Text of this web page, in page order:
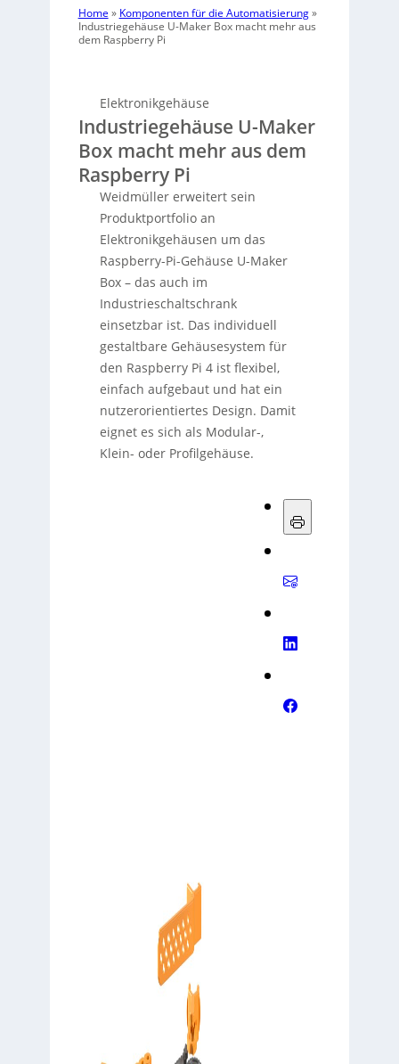
Home » Komponenten für die Automatisierung»
Industriegehäuse U-Maker Box macht mehr aus
dem Raspberry Pi
Elektronikgehäuse
Industriegehäuse U-Maker
Box macht mehr aus dem
Raspberry Pi
Weidmüller erweitert sein
Produktportfolio an
Elektronikgehäusen um das
Raspberry-Pi-Gehäuse U-Maker
Box – das auch im
Industrieschaltschrank
einsetzbar ist. Das individuell
gestaltbare Gehäusesystem für
den Raspberry Pi 4 ist flexibel,
einfach aufgebaut und hat ein
nutzerorientiertes Design. Damit
eignet es sich als Modular-,
Klein- oder Profilgehäuse.